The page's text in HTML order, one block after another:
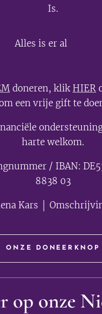
Is.
Alles is er al
doneren, klikHIER
een vrije gift te
harte welkom.
/ IBAN:
8838 03
Kars │
ONZE DONEERKNOP
op onze